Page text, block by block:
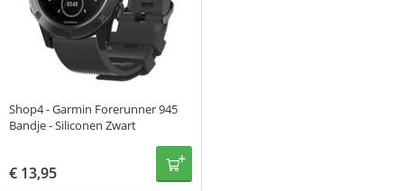
Shop4 - Garmin Forerunner 945
Bandje - Siliconen Zwart
€ 13,95